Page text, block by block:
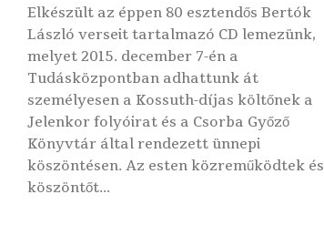
Elkészült az éppen 80 esztendős Bertók
László verseit tartalmazó CD lemezünk,
melyet 2015. december 7-én a
Tudásközpontban adhattunk át
személyesen a Kossuth-díjas költőnek a
Jelenkor folyóirat és a Csorba Győző
Könyvtár által rendezett ünnepi
köszöntésen. Az esten közreműködtek és
köszöntőt...